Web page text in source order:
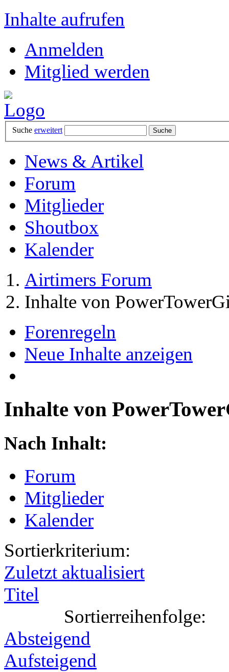
Inhalte aufrufen
Anmelden
Mitglied werden
Suche erweitert
News & Artikel
Forum
Mitglieder
Shoutbox
Kalender
Airtimers Forum
Inhalte von
Forenregeln
Neue Inhalte anzeigen
Inhalte von
Nach Inhalt:
Forum
Mitglieder
Kalender
Sortierkriterium:
Zuletzt aktualisiert
Titel
Sortierreihenfolge:
Absteigend
Aufsteigend